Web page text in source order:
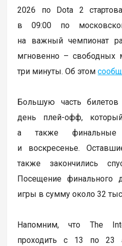
2026 по Dota 2
в 09:00 по
на важный чемпионат
мгновенно – свободных
три минуты. Об этом
Большую часть
день плей-офф,
а также
и воскресенье.
также закончились
Посещение финального
игры в сумму около 32
Напомним, что The
проходить с 13 по 23